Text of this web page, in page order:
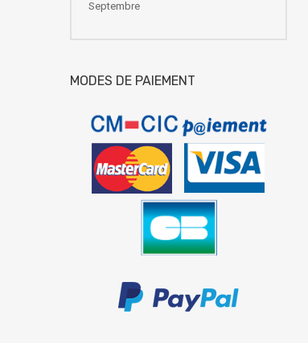
Septembre
MODES DE PAIEMENT